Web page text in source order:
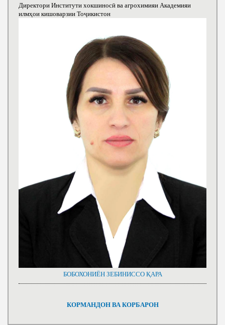
Директори Институти хокшиносӣ ва агрохимияи Академияи
илмҳои кишоварзии Тоҷикистон
БОБОХОНИЁН ЗЕБИНИССО ҚАРА
КОРМАНДОН ВА КОРБАРОН